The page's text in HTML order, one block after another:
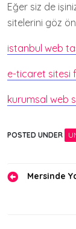
Eğer siz de
sitelerini göz
istanbul web
e-ticaret sitesi
kurumsal web
POSTED UNDER
YazıMersinde